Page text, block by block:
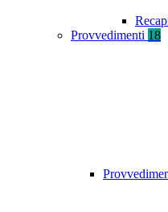
Provvedimenti 18